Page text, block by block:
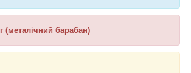
(металічний барабан)